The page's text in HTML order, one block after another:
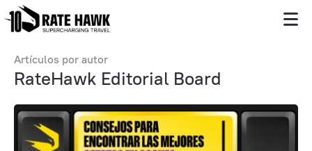
Artículos por autor
RateHawk Editorial Board